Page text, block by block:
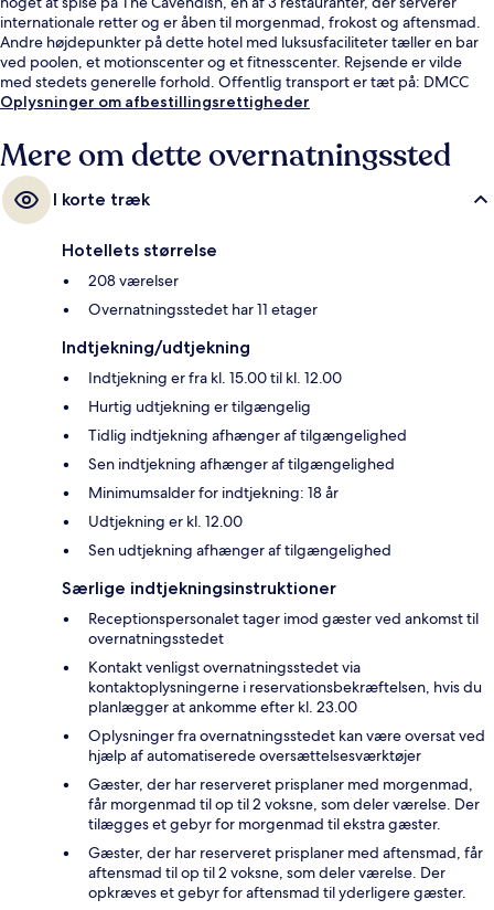
internationale retter og er åben til morgenmad, frokost og aftensmad.
Andre højdepunkter på dette hotel med luksusfaciliteter tæller en bar
ved poolen, et motionscenter og et fitnesscenter. Rejsende er vilde
med stedets generelle forhold. Offentlig transport er tæt på: DMCC
Station ligger kun 12 minutter derfra til fods.
Oplysninger om afbestillingsrettigheder
Mere om dette overnatningssted
I korte træk
Hotellets størrelse
208 værelser
Overnatningsstedet har 11 etager
Indtjekning/udtjekning
Indtjekning er fra kl. 15.00 til kl. 12.00
Hurtig udtjekning er tilgængelig
Tidlig indtjekning afhænger af tilgængelighed
Sen indtjekning afhænger af tilgængelighed
Minimumsalder for indtjekning: 18 år
Udtjekning er kl. 12.00
Sen udtjekning afhænger af tilgængelighed
Særlige indtjekningsinstruktioner
Receptionspersonalet tager imod gæster ved ankomst til
overnatningsstedet
Kontakt venligst overnatningsstedet via
kontaktoplysningerne i reservationsbekræftelsen, hvis du
planlægger at ankomme efter kl. 23.00
Oplysninger fra overnatningsstedet kan være oversat ved
hjælp af automatiserede oversættelsesværktøjer
Gæster, der har reserveret prisplaner med morgenmad,
får morgenmad til op til 2 voksne, som deler værelse. Der
tilægges et gebyr for morgenmad til ekstra gæster.
Gæster, der har reserveret prisplaner med aftensmad, får
aftensmad til op til 2 voksne, som deler værelse. Der
opkræves et gebyr for aftensmad til yderligere gæster.